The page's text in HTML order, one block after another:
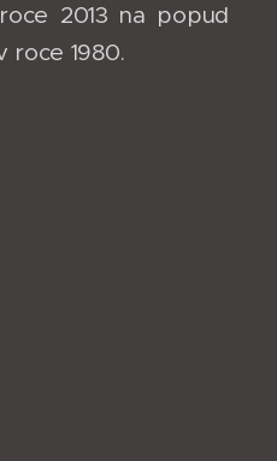
2013 na popud
roce 1980.